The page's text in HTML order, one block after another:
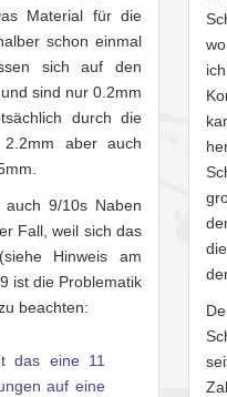
Material für die
schon einmal
sich auf den
sind nur 0.2mm
durch die
aber auch
9/10s Naben
Fall, weil sich das
Hinweis am
ist die Problematik
beachten:
das eine 11
auf eine